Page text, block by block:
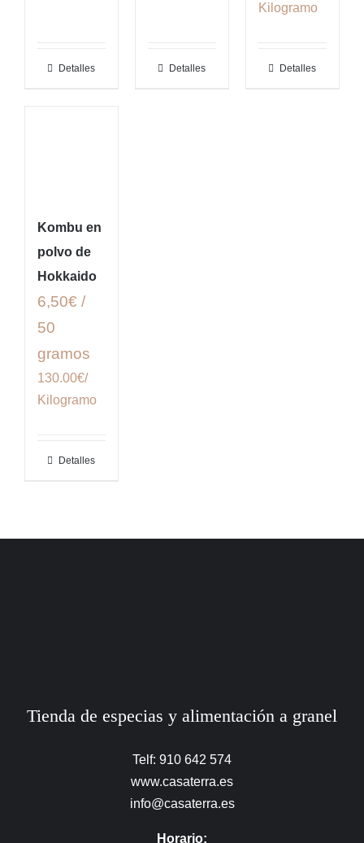
Detalles Detalles
Kilogramo
Detalles
Kombu en
polvo de
Hokkaido
6,50€ /
50
gramos
130.00€/
Kilogramo
Detalles
Tienda de especias y alimentación a granel
Telf: 910 642 574
www.casaterra.es
info@casaterra.es
Horario: